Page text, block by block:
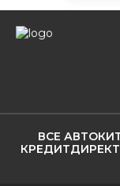
ВСЕ АВТО
КРЕДИТДИРЕКТ